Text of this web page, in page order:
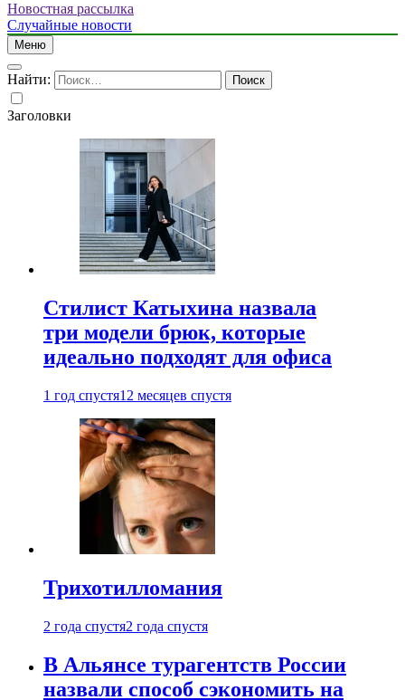
Новостная рассылка
Случайные новости
Меню
Найти:
Заголовки
Стилист Катыхина назвала
три модели брюк, которые
идеально подходят для офиса
1 год спустя12 месяцев спустя
Трихотилломания
2 года спустя2 года спустя
В Альянсе турагентств России
назвали способ сэкономить на